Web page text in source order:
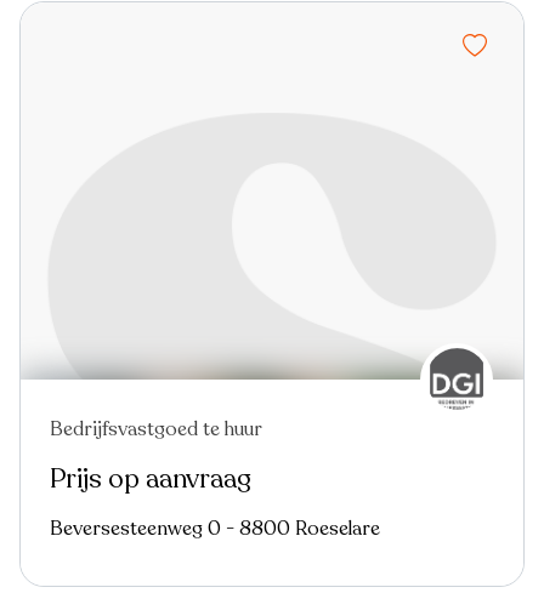
Bedrijfsvastgoed te huur
Prijs op aanvraag
Beversesteenweg 0 - 8800 Roeselare